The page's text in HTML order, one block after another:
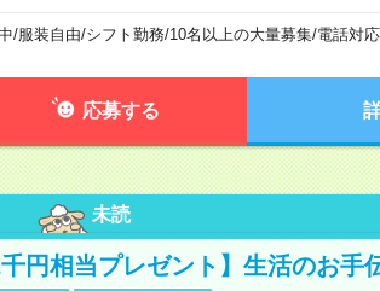
/服装自由/シフト勤務/10名以上の大量募集/電話対
応募する
未読
円相当プレゼント】生活のお手